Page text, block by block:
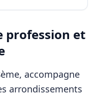
profession et
accompagne
arrondissements